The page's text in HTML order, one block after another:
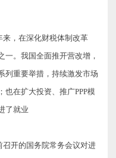
，在深化财税体制改革
一。我国全面推开营改增，
列重要举措，持续激发市场
也在扩大投资、推广PPP模
了就业
开的国务院常务会议对进